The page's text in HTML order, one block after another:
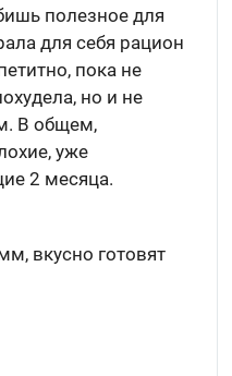
полезное для
для себя рацион
пока не
но и не
В общем,
уже
2 месяца.
вкусно готовят